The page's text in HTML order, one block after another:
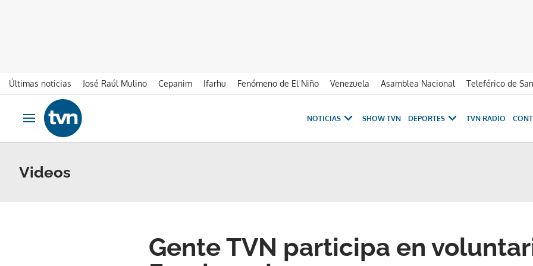
Últimas noticias José Raúl Mulino Cepanim Ifarhu Fenómeno de El Niño Venezuela Asamblea Nacional Teleférico de
Ir al contenido
Obrir navegació
NOTICIAS SHOW TVN DEPORTES TVN RADIO
Videos
Gente TVN participa en